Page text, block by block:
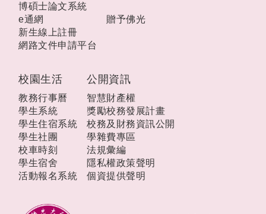
校園生活
教務行事曆
學生系統
學生住宿系統
學生社團
校車時刻
學生宿舍
活動報名系統
公開資訊
智慧財產權
獎勵校務發展計畫
校務及財務資訊公開
學雜費專區
法規彙編
隱私權政策聲明
個資提供聲明
博碩士論文系統
e通網
新生線上註冊
網路文件申請平台
贈予佛光